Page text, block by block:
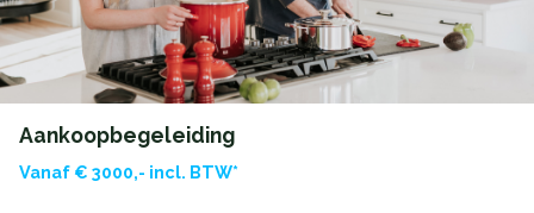
Aankoopbegeleiding
Vanaf € 3000,- incl. BTW*